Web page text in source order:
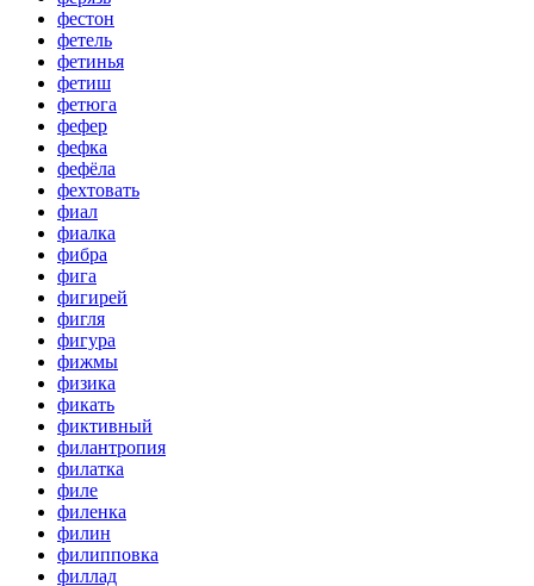
фестон
фетель
фетинья
фетиш
фетюга
фефер
фефка
фефёла
фехтовать
фиал
фиалка
фибра
фига
фигирей
фигля
фигура
фижмы
физика
фикать
фиктивный
филантропия
филатка
филе
филенка
филин
филипповка
филлад